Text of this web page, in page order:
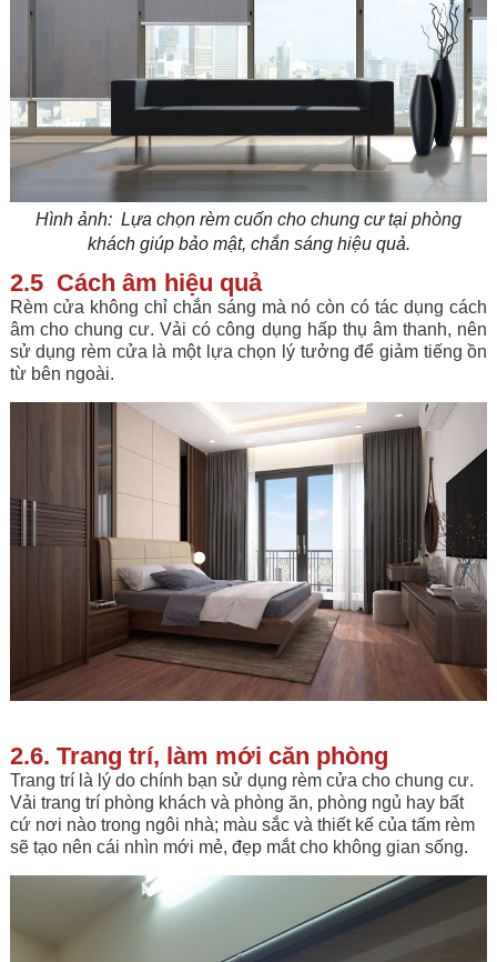
Hình ảnh: Lựa chọn rèm cuốn cho chung cư tại phòng
khách giúp bảo mật, chắn sáng hiệu quả.
2.5 Cách âm hiệu quả
Rèm cửa không chỉ chắn sáng mà nó còn có tác dụng cách
âm cho chung cư. Vải có công dụng hấp thụ âm thanh, nên
sử dụng rèm cửa là một lựa chọn lý tưởng để giảm tiếng ồn
từ bên ngoài.
2.6. Trang trí, làm mới căn phòng
Trang trí là lý do chính bạn sử dụng rèm cửa cho chung cư.
Vải trang trí phòng khách và phòng ăn, phòng ngủ hay bất
cứ nơi nào trong ngôi nhà; màu sắc và thiết kế của tấm rèm
sẽ tạo nên cái nhìn mới mẻ, đẹp mắt cho không gian sống.